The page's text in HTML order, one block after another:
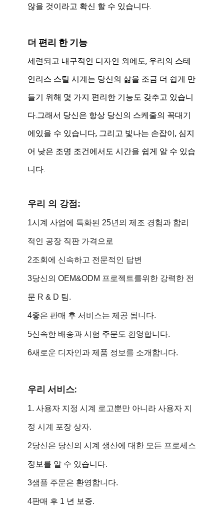
않을 것이라고 확신 할 수 있습니다.
더 편리 한 기능
세련되고 내구적인 디자인 외에도, 우리의 스테
인리스 스틸 시계는 당신의 삶을 조금 더 쉽게 만
들기 위해 몇 가지 편리한 기능도 갖추고 있습니
다.그래서 당신은 항상 당신의 스케줄의 꼭대기
에있을 수 있습니다, 그리고 빛나는 손잡이, 심지
어 낮은 조명 조건에서도 시간을 쉽게 알 수 있습
니다.
우리 의 강점:
1시계 사업에 특화된 25년의 제조 경험과 합리
적인 공장 직판 가격으로
2조회에 신속하고 전문적인 답변
3당신의 OEM&ODM 프로젝트를위한 강력한 전
문 R & D 팀.
4좋은 판매 후 서비스는 제공 됩니다.
5신속한 배송과 시험 주문도 환영합니다.
6새로운 디자인과 제품 정보를 소개합니다.
우리 서비스:
1. 사용자 지정 시계 로고뿐만 아니라 사용자 지
정 시계 포장 상자.
2당신은 당신의 시계 생산에 대한 모든 프로세스
정보를 알 수 있습니다.
3샘플 주문은 환영합니다.
4판매 후 1 년 보증.